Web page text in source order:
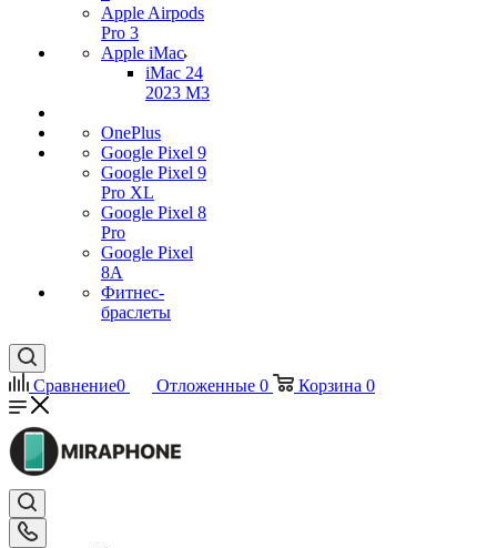
Apple Airpods
Pro 3
Apple iMac
iMac 24
2023 M3
OnePlus
Google Pixel 9
Google Pixel 9
Pro XL
Google Pixel 8
Pro
Google Pixel
8A
Фитнес-
браслеты
Сравнение0 Отложенные 0 Корзина 0